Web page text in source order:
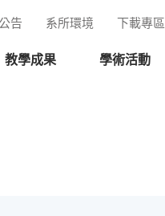
告 系所環境 下載專區
教學成果 學術活動